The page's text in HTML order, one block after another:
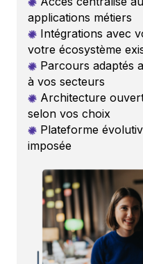
applications métiers
Intégrations avec
votre écosystème
Parcours adaptés
à vos secteurs
Architecture
selon vos choix
Plateforme
imposée